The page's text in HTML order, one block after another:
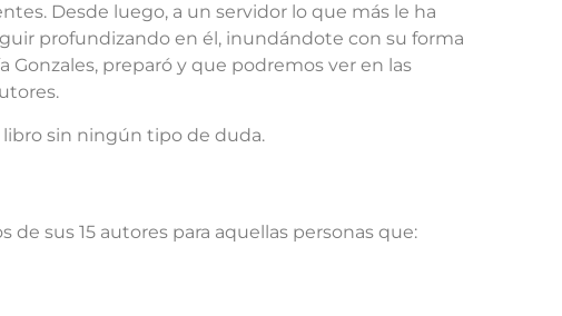
Desde luego, a un servidor lo que más le ha
profundizando en él, inundándote con su forma
Gonzales, preparó y que podremos ver en las
libro sin ningún tipo de duda.
de sus 15 autores para aquellas personas que: